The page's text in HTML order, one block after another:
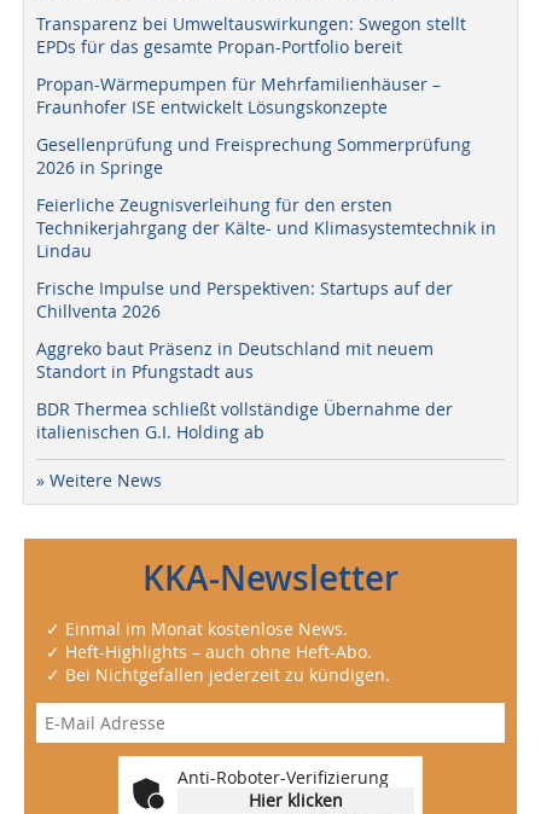
Transparenz bei Umweltauswirkungen: Swegon stellt
EPDs für das gesamte Propan-Portfolio bereit
Propan-Wärmepumpen für Mehrfamilienhäuser –
Fraunhofer ISE entwickelt Lösungskonzepte
Gesellenprüfung und Freisprechung Sommerprüfung
2026 in Springe
Feierliche Zeugnisverleihung für den ersten
Technikerjahrgang der Kälte- und Klimasystemtechnik in
Lindau
Frische Impulse und Perspektiven: Startups auf der
Chillventa 2026
Aggreko baut Präsenz in Deutschland mit neuem
Standort in Pfungstadt aus
BDR Thermea schließt vollständige Übernahme der
italienischen G.I. Holding ab
» Weitere News
KKA-Newsletter
✓ Einmal im Monat kostenlose News.
✓ Heft-Highlights – auch ohne Heft-Abo.
✓ Bei Nichtgefallen jederzeit zu kündigen.
Anti-Roboter-Verifizierung
Hier klicken